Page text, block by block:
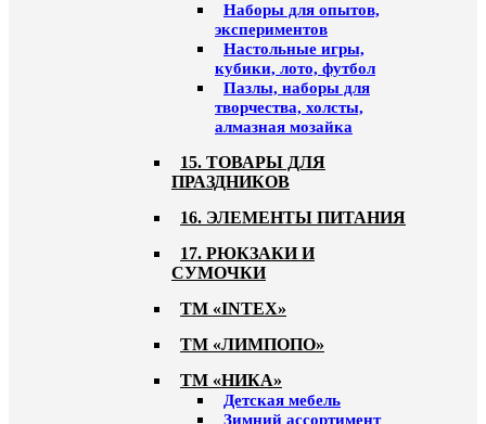
Наборы для опытов,
экспериментов
Настольные игры,
кубики, лото, футбол
Пазлы, наборы для
творчества, холсты,
алмазная мозайка
15. ТОВАРЫ ДЛЯ
ПРАЗДНИКОВ
16. ЭЛЕМЕНТЫ ПИТАНИЯ
17. РЮКЗАКИ И
СУМОЧКИ
ТМ «INTEX»
ТМ «ЛИМПОПО»
ТМ «НИКА»
Детская мебель
Зимний ассортимент